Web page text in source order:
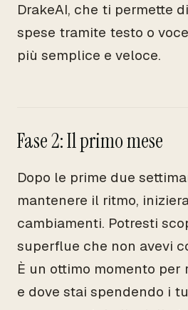
DrakeAI, che ti permette
spese tramite testo o
più semplice e veloce.
Fase 2: Il primo mese
Dopo le prime due
mantenere il ritmo,
cambiamenti. Potresti
superflue che non avevi
È un ottimo momento per
e dove stai spendendo i